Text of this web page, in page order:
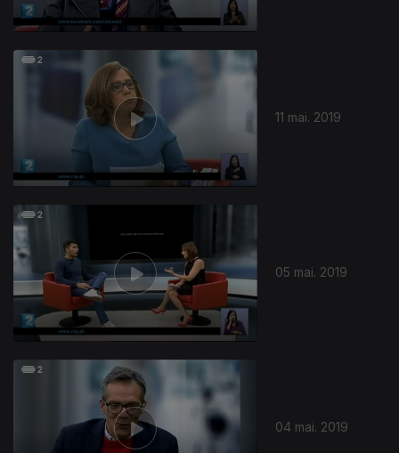
11 mai. 2019
05 mai. 2019
04 mai. 2019